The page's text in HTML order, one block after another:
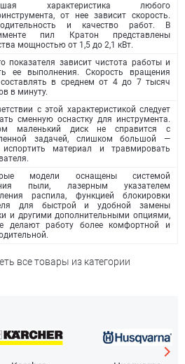
характеристика любого
от нее зависит скорость.
и качество работ. В
пил Кратон представлены
мощностью от 1,5 до 2,1 кВт.
показателя зависит чистота работы и
ее выполнения. Скорость вращения
в среднем от 4 до 7 тысяч
в минуту.
с этой характеристикой следует
сменную оснастку для инструмента.
маленький диск не справится с
задачей, слишком большой —
материал и травмировать
модели оснащены системой
пыли, лазерным указателем
распила, функцией блокировки
для быстрой и удобной замены
и другими дополнительными опциями,
делают работу более комфортной и
все товары из категории